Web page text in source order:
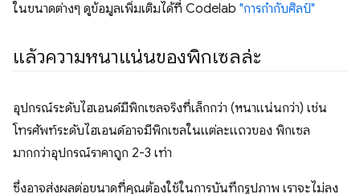
ในขนาดต่างๆ ดูข้อมูลเพิ่มเติมได้ที่ Codelab "การกำกับศิลป์"
แล้วความหนาแน่นของพิกเซลล่ะ
อุปกรณ์ระดับไฮเอนด์มีพิกเซลจริงที่เล็กกว่า (หนาแน่นกว่า) เช่น
โทรศัพท์ระดับไฮเอนด์อาจมีพิกเซลในแต่ละแถวของ พิกเซล
มากกว่าอุปกรณ์ราคาถูก 2-3 เท่า
ซึ่งอาจส่งผลต่อขนาดที่คุณต้องใช้ในการบันทึกรูปภาพ เราจะไม่ลง